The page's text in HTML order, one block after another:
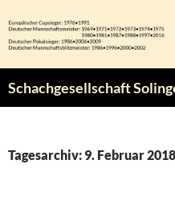
Inhalt
springen
Schachgesellschaft
Tagesarchiv: 9. Februar 2018